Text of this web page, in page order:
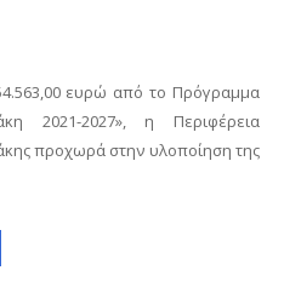
ευρώ από το Πρόγραμμα
2021-2027», η Περιφέρεια
προχωρά στην υλοποίηση της